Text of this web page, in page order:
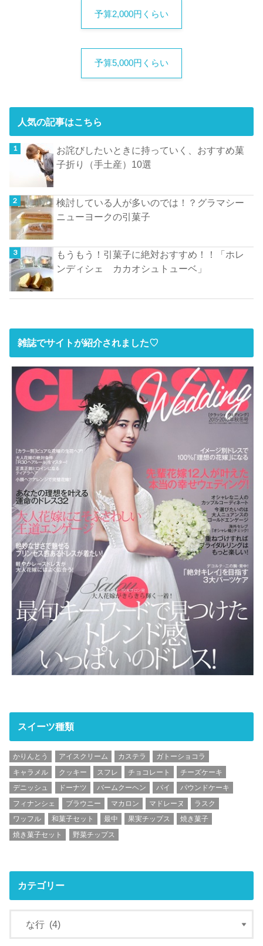
予算2,000円くらい
予算5,000円くらい
人気の記事はこちら
お詫びしたいときに持っていく、おすすめ菓
子折り（手土産）10選
検討している人が多いのでは！？グラマシー
ニューヨークの引菓子
もうもう！引菓子に絶対おすすめ！！「ホレ
ンディシェ カカオシュトューベ」
雑誌でサイトが紹介されました♡
スイーツ種類
かりんとう アイスクリーム カステラ
ガトーショコラ
キャラメル
クッキー スフレ チョコレート
チーズケーキ
デニッシュ
ドーナツ バームクーヘン パイ
パウンドケーキ
フィナンシェ
ブラウニー マカロン マドレーヌ
ラスク
ワッフル
和菓子セット 最中 果実チップス
焼き菓子
焼き菓子セット
野菜チップス
カテゴリー